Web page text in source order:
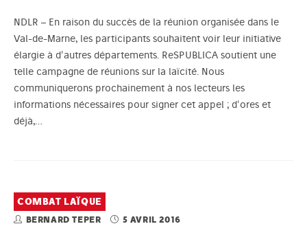
NDLR – En raison du succès de la réunion organisée dans le
Val-de-Marne, les participants souhaitent voir leur initiative
élargie à d'autres départements. ReSPUBLICA soutient une
telle campagne de réunions sur la laïcité. Nous
communiquerons prochainement à nos lecteurs les
informations nécessaires pour signer cet appel ; d'ores et
déjà,…
COMBAT LAÏQUE
BERNARD TEPER 5 AVRIL 2016